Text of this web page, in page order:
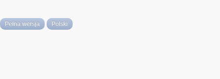
Pełna wersja Polski